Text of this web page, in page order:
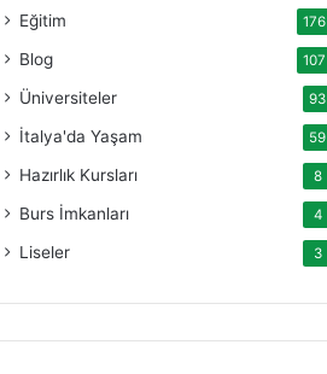
Eğitim 176
Blog 107
Üniversiteler 93
İtalya'da Yaşam 59
Hazırlık Kursları 8
Burs İmkanları 4
Liseler 3